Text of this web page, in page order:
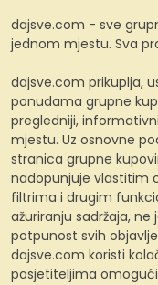
dajsve.com - sve
jednom mjestu. Sva
dajsve.com prikuplja,
ponudama grupne
pregledniji,
mjestu. Uz osnovne
stranica grupne
nadopunjuje vlastitim
filtrima i drugim
ažuriranju sadržaja,
potpunost svih
dajsve.com koristi
posjetiteljima